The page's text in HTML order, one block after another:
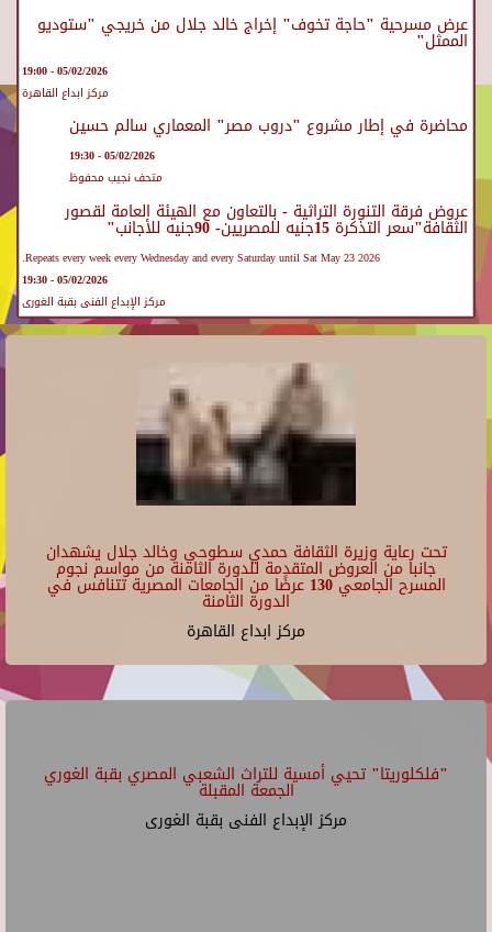
عرض مسرحية "حاجة تخوف" إخراج خالد جلال من خريجي "ستوديو
الممثل"
05/02/2026 - 19:00
مركز ابداع القاهرة
محاضرة في إطار مشروع "دروب مصر" المعماري سالم حسين
05/02/2026 - 19:30
متحف نجيب محفوظ
عروض فرقة التنورة التراثية - بالتعاون مع الهيئة العامة لقصور
الثقافة"سعر التذكرة 15جنيه للمصريين- 90جنيه للأجانب"
Repeats every week every Wednesday and every Saturday until Sat May 23 2026.
05/02/2026 - 19:30
مركز الإبداع الفنى بقبة الغورى
تحت رعاية وزيرة الثقافة حمدي سطوحي وخالد جلال يشهدان
جانبا من العروض المتقدمة للدورة الثامنة من مواسم نجوم
المسرح الجامعي 130 عرضًا من الجامعات المصرية تتنافس في
الدورة الثامنة
مركز ابداع القاهرة
"فلكلوريتا" تحيي أمسية للتراث الشعبي المصري بقبة الغوري
الجمعة المقبلة
مركز الإبداع الفنى بقبة الغورى